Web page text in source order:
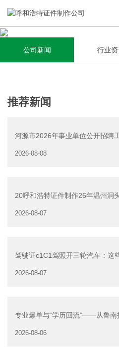
关于我们
集研发，设计，制造，安装于一体
千家企业提供过专业定制服务！
查看详情
新闻资讯
全自动流水线规模化生产，准时按
40W万方米以上，拥有遍布全国的
查看详情
公司新闻 行业
推荐新闻
河源市2026年事业单位公开招聘
2026-08-08
20呼和浩特证件制作26年温州洞
2026-08-07
驾驶证c1C1驾照开三轮汽车：这
2026-08-07
专业爆单与“学历回流”——从鲁南
2026-08-06